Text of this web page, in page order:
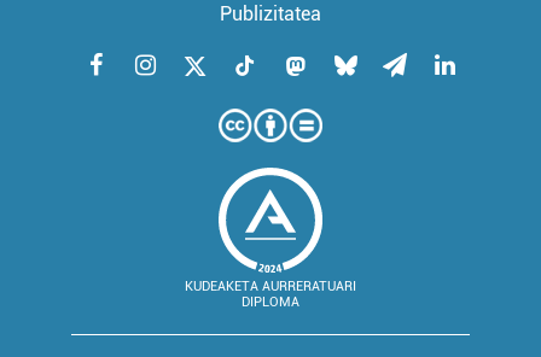
Publizitatea
KUDEAKETA AURRERATUARI
DIPLOMA